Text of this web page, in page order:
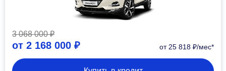
3 068 000 ₽
от 2 168 000 ₽ от 25 818 ₽/мес*